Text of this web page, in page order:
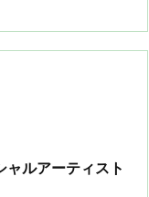
ルアーティスト